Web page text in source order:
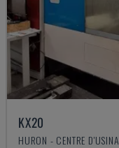
KX20
HURON - CENTRE